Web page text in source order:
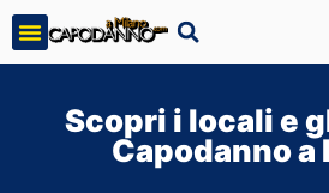
Scopri i locali e
Capodanno a